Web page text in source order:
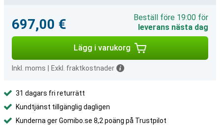
697,00 €
Beställ före 19:00 för
leverans nästa dag
Lägg i varukorg
Inkl. moms Exkl. fraktkostnader
31 dagars fri returrätt
Kundtjänst tillgänglig dagligen
Kunderna ger Gomibo.se 8,2 poäng på Trustpilot